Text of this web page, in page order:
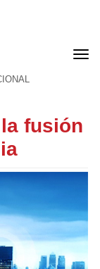
fusión